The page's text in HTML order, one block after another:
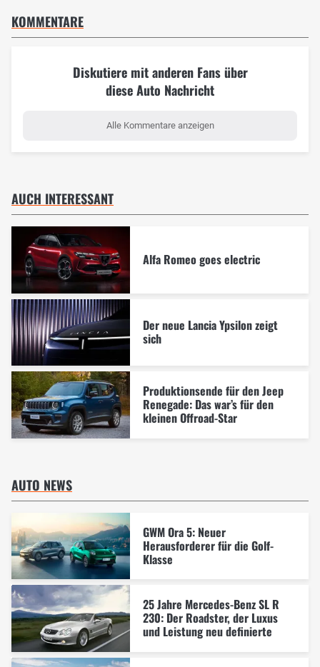
KOMMENTARE
Diskutiere mit anderen Fans über
diese Auto Nachricht
Alle Kommentare anzeigen
AUCH INTERESSANT
Alfa Romeo goes electric
Der neue Lancia Ypsilon zeigt
sich
Produktionsende für den Jeep
Renegade: Das war’s für den
kleinen Offroad-Star
AUTO NEWS
GWM Ora 5: Neuer
Herausforderer für die Golf-
Klasse
25 Jahre Mercedes-Benz SL R
230: Der Roadster, der Luxus
und Leistung neu definierte